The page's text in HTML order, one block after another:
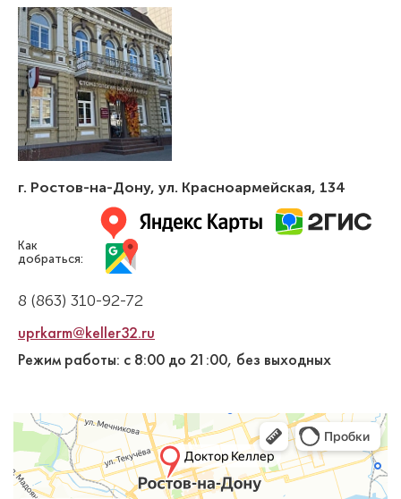
г. Ростов-на-Дону, ул. Красноармейская, 134
Как
добраться:
8 (863) 310-92-72
uprkarm@keller32.ru
Режим работы: с 8:00 до 21:00, без выходных